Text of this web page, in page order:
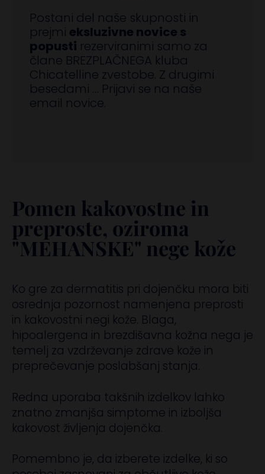
Postani del naše skupnosti in
prejmi eksluzivne novice s
popusti rezerviranimi samo za
člane BREZPLAČNEGA kluba
Chicatelline zvestobe. Z drugimi
besedami … Prijavi se na naše
email novice.
Pomen kakovostne in
preproste, oziroma
"MEHANSKE" nege kože
Ko gre za dermatitis pri dojenčku mora biti
osrednja pozornost namenjena preprosti
in kakovostni negi kože. Blaga,
hipoalergena in brezdišavna kožna nega je
temelj za vzdrževanje zdrave kože in
preprečevanje poslabšanj stanja.
Redna uporaba takšnih izdelkov lahko
znatno zmanjša simptome in izboljša
kakovost življenja dojenčka.
Pomembno je, da izberete izdelke, ki so